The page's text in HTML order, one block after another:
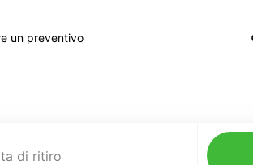
un preventivo
di ritiro